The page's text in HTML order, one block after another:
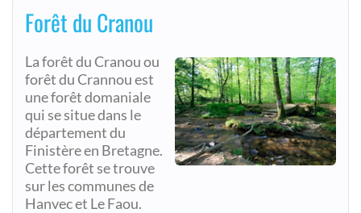
Forêt du Cranou
La forêt du Cranou ou
forêt du Crannou est
une forêt domaniale
qui se situe dans le
département du
Finistère en Bretagne.
Cette forêt se trouve
sur les communes de
Hanvec et Le Faou.